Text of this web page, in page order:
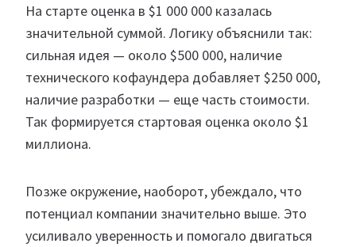
На старте оценка в $1 000 000 казалась
значительной суммой. Логику объяснили так:
сильная идея — около $500 000, наличие
технического кофаундера добавляет $250 000,
наличие разработки — еще часть стоимости.
Так формируется стартовая оценка около $1
миллиона.
Позже окружение, наоборот, убеждало, что
потенциал компании значительно выше. Это
усиливало уверенность и помогало двигаться